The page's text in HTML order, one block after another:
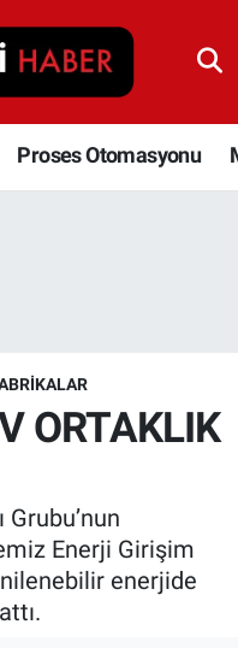
Proses Otomasyonu
ORTAKLIK
Enerji Girişim
enerjide